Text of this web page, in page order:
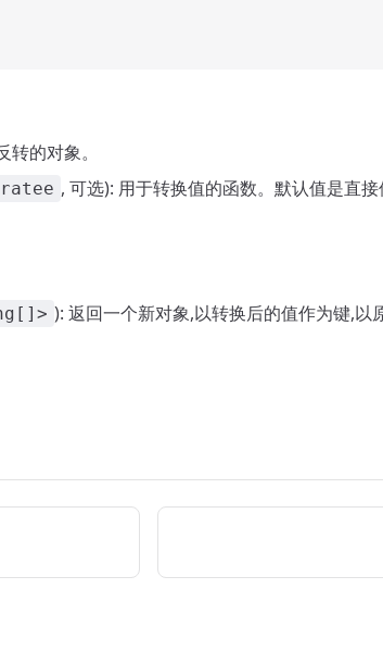
转的对象。
, 可选): 用于转换值的函数。默认值是直
): 返回一个新对象,以转换后的值作为键,以